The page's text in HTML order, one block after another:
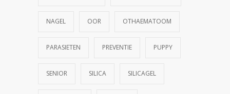
NAGEL OOR OTHAEMATOOM
PARASIETEN PREVENTIE PUPPY
SENIOR SILICA SILICAGEL